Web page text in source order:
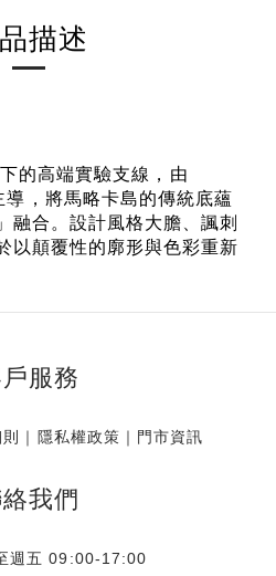
描述
的高端實驗支線，由
，將馬略卡島的傳統底蘊
」融合。設計風格大膽、諷刺
以顛覆性的廓形與色彩重新
服務
｜ 隱私權政策 ｜ 門市資訊
我們
週五 09:00-17:00